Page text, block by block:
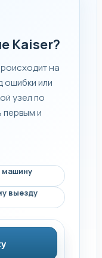
Kaiser?
на
ошибки или
узел по
первым и
машину
выезду